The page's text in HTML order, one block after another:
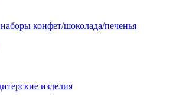
конфет/шоколада/печенья
изделия